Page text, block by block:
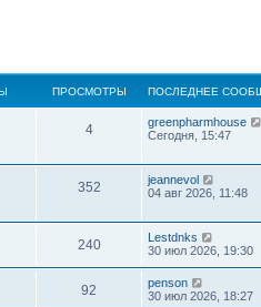
ПРОСМОТРЫ ПОСЛЕДНЕЕ
4
greenpharmhouse
Сегодня, 15:47
352
jeannevol
04 авг 2026, 11:48
240
Lestdnks
30 июл 2026, 19:30
92
penson
30 июл 2026, 18:27